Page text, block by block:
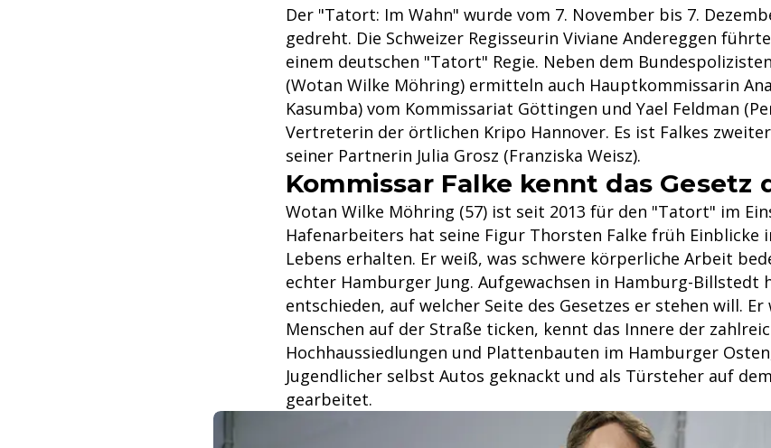
Der "Tatort: Im Wahn" wurde vom 7. November bis 7.
gedreht. Die Schweizer Regisseurin Viviane Andereggen
einem deutschen "Tatort" Regie. Neben dem
(Wotan Wilke Möhring) ermitteln auch Hauptkommissarin
Kasumba) vom Kommissariat Göttingen und Yael Feldman
Vertreterin der örtlichen Kripo Hannover. Es ist Falkes
seiner Partnerin Julia Grosz (Franziska Weisz).
Kommissar Falke kennt das Gesetz
Wotan Wilke Möhring (57) ist seit 2013 für den "Tatort" im
Hafenarbeiters hat seine Figur Thorsten Falke früh Einblicke
Lebens erhalten. Er weiß, was schwere körperliche Arbeit
echter Hamburger Jung. Aufgewachsen in Hamburg-Billstedt
entschieden, auf welcher Seite des Gesetzes er stehen will. Er
Menschen auf der Straße ticken, kennt das Innere der
Hochhaussiedlungen und Plattenbauten im Hamburger
Jugendlicher selbst Autos geknackt und als Türsteher auf
gearbeitet.